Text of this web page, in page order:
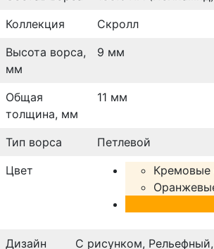
Коллекция
Скролл
Высота ворса,
мм
9 мм
Общая
толщина, мм
11 мм
Тип ворса
Петлевой
Цвет
Кремовые
Дизайн С рисунком,